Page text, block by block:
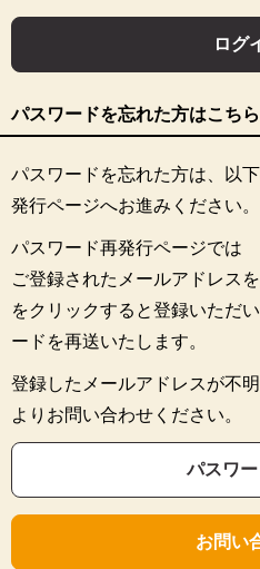
ログ
パスワードを忘れた方はこちら
パスワードを忘れた方は、以
発行ページへお進みください。
パスワード再発行ページでは
ご登録されたメールアドレス
をクリックすると登録いただ
ードを再送いたします。
登録したメールアドレスが不
よりお問い合わせください。
パスワ
お問い